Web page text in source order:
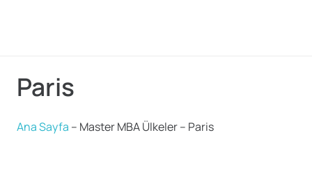
Paris
Ana Sayfa – Master MBA Ülkeler– Paris